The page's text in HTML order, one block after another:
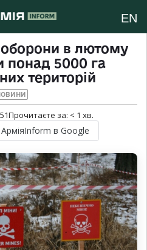
EN
в лютому
понад 5000 га
територій
Прочитаєте за: < 1 хв.
АрміяInform в Google